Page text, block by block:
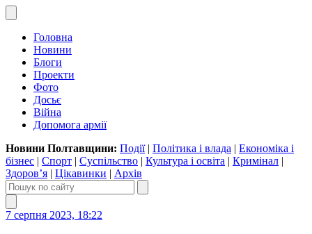
Головна
Новини
Блоги
Проекти
Фото
Досьє
Війна
Допомога армії
Новини Полтавщини: Події| Політика і влада | Економіка і
бізнес | Спорт | Суспільство | Культура і освіта | Кримінал |
Здоров’я | Цікавинки | Архів
7 серпня 2023, 18:22